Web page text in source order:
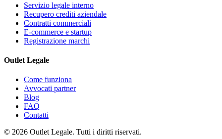
Servizio legale interno
Recupero crediti aziendale
Contratti commerciali
E-commerce e startup
Registrazione marchi
Outlet Legale
Come funziona
Avvocati partner
Blog
FAQ
Contatti
© 2026 Outlet Legale. Tutti i diritti riservati.